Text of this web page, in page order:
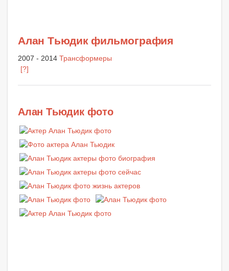
Алан Тьюдик фильмография
2007 - 2014 Трансформеры
[?]
Алан Тьюдик фото